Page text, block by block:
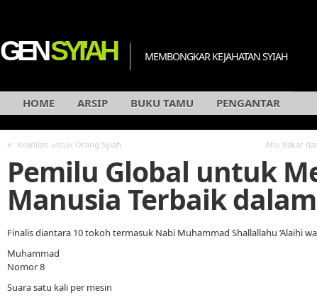
GENSYI'AH MEMBONGKAR KEJAHATAN SYIAH
HOME ARSIP BUKU TAMU PENGANTAR
« Keadilan untuk Orang Syiah Abu Bakar
Pemilu Global untuk
Manusia Terbaik
Finalis diantara 10 tokoh termasuk Nabi Muhammad Shallallahu ‘Alaihi
Muhammad
Nomor 8
Suara satu kali per mesin